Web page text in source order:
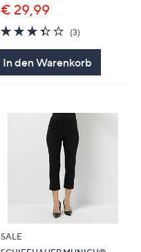
€ 29,99
3.3
von
(3)3
In den Warenkorb
SALE